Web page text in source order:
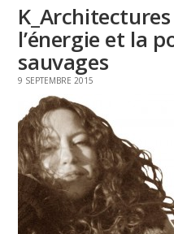
l’énergie et la
sauvages
9 SEPTEMBRE 2015